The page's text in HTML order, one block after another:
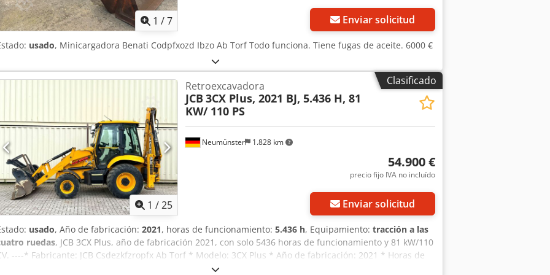
1 /7 Enviar solicitud
usado, Minicargadora Benati Codpfxozd Ibzo Ab Torf Todo funciona. Tiene fugas de aceite. 6000 €
Clasificado
1 /25
Neumünster 1.828 km
Retroexcavadora
JCB 3CX Plus, 2021 BJ, 5.436 H, 81
KW/ 110 PS
54.900 €
precio fijo IVA no incluído
Enviar solicitud
usado, Año de fabricación: 2021, horas de funcionamiento: 5.436 h, Equipamiento: tracción a las
ruedas, JCB 3CX Plus, año de fabricación 2021, con solo 5436 horas de funcionamiento y 81 kW/110
----* Fabricante: JCB Csdezkfzropfx Ab Torf * Modelo: 3CX Plus * Año de fabricación: 2021 * Horas de
funcionamiento registradas: aproximadamente 5436 * Última revisión realizada a las 5340 horas de